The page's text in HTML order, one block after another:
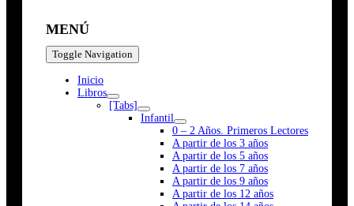
MENÚ
Toggle Navigation
Inicio
Libros
[Tabs]
Infantil
0 – 2 Años. Primeros Lectores
A partir de los 3 años
A partir de los 5 años
A partir de los 7 años
A partir de los 9 años
A partir de los 12 años